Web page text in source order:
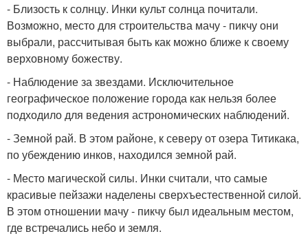
- Близость к солнцу. Инки культ солнца почитали.
Возможно, место для строительства мачу - пикчу они
выбрали, рассчитывая быть как можно ближе к своему
верховному божеству.
- Наблюдение за звездами. Исключительное
географическое положение города как нельзя более
подходило для ведения астрономических наблюдений.
- Земной рай. В этом районе, к северу от озера Титикака,
по убеждению инков, находился земной рай.
- Место магической силы. Инки считали, что самые
красивые пейзажи наделены сверхъестественной силой.
В этом отношении мачу - пикчу был идеальным местом,
где встречались небо и земля.